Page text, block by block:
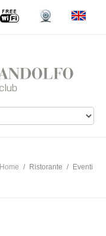
Home / Ristorante / Eventi